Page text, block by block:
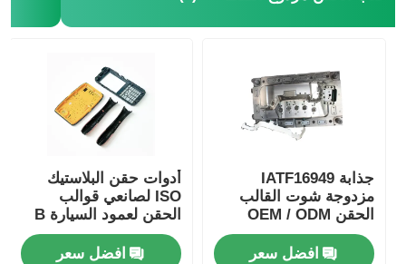
قوالب قطع غيار السيارات البلاستيكية
صب الحقن مزدوج اللقطة
جذابة IATF16949
مزدوجة شوت القالب
الحقن OEM / ODM
الخدمة
افضل سعر
أدوات حقن البلاستيك
ISO لصانعي قوالب
الحقن لعمود السيارة B
الداخلي لتخصيص اللوحة
الداخلية افضل سعر